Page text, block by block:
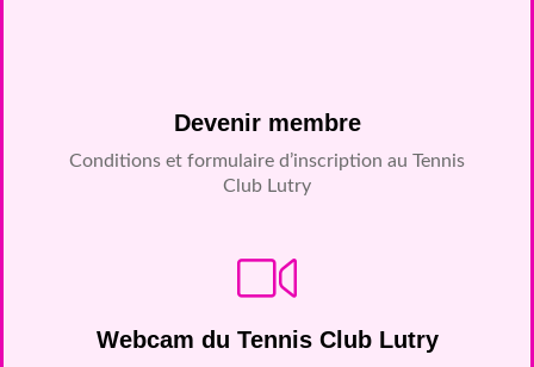
Devenir membre
Conditions et formulaire d’inscription au Tennis
Club Lutry
Webcam du Tennis Club Lutry